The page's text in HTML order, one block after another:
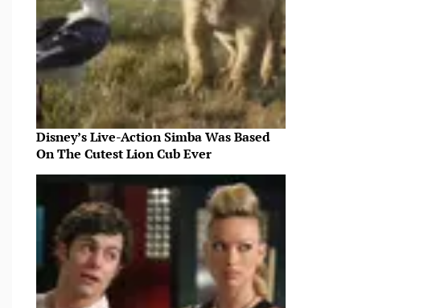
Disney’s Live-Action Simba Was Based
On The Cutest Lion Cub Ever